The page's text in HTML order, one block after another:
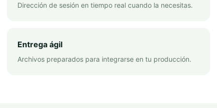
Dirección de sesión en tiempo real cuando la necesitas.
Entrega ágil
Archivos preparados para integrarse en tu producción.